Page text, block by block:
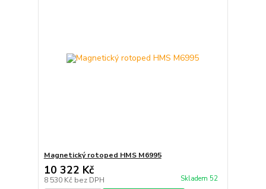
Magnetický rotoped HMS M6995
10 322 Kč
8 530 Kč bez DPH Skladem 52